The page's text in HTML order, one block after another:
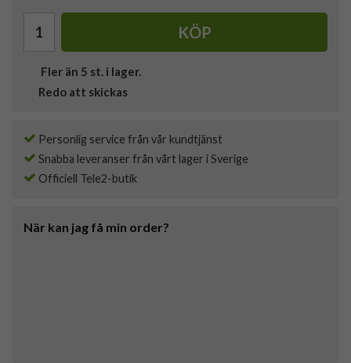
KÖP
Fler än 5 st. i lager.
Redo att skickas
Personlig service från vår kundtjänst
Snabba leveranser från vårt lager i Sverige
Officiell Tele2-butik
När kan jag få min order?